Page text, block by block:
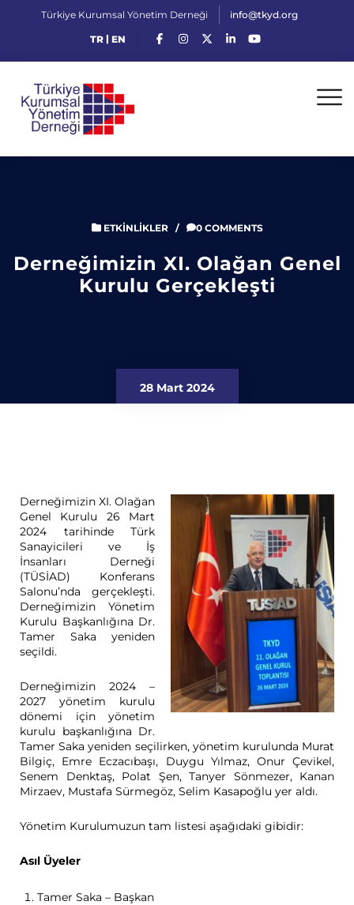
Türkiye Kurumsal Yönetim Derneği info@tkyd.org
TR| EN
ETKINLIKLER/ 0 COMMENTS
Derneğimizin XI. Olağan Genel
Kurulu Gerçekleşti
28 Mart 2024
Derneğimizin XI. Olağan
Genel Kurulu 26 Mart
2024 tarihinde Türk
Sanayicileri ve İş
İnsanları Derneği
(TÜSİAD) Konferans
Salonu’nda gerçekleşti.
Derneğimizin Yönetim
Kurulu Başkanlığına Dr.
Tamer Saka yeniden
seçildi.
Derneğimizin 2024 –
2027 yönetim kurulu
dönemi için yönetim
kurulu başkanlığına Dr.
Tamer Saka yeniden seçilirken, yönetim kurulunda Murat
Bilgiç, Emre Eczacıbaşı, Duygu Yılmaz, Onur Çevikel,
Senem Denktaş, Polat Şen, Tanyer Sönmezer, Kanan
Mirzaev, Mustafa Sürmegöz, Selim Kasapoğlu yer aldı.
Yönetim Kurulumuzun tam listesi aşağıdaki gibidir:
Asıl Üyeler
Tamer Saka – Başkan